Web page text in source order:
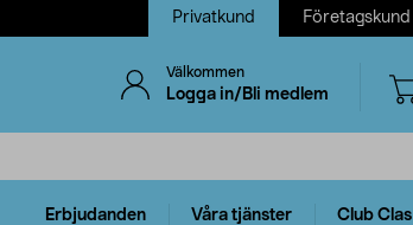
Privatkund Företagskund
Välkommen
Logga in/Bli medlem
Erbjudanden Våra tjänster Club Clas